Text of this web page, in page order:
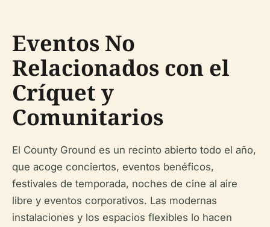
Eventos No
Relacionados con el
Críquet y
Comunitarios
El County Ground es un recinto abierto todo el año,
que acoge conciertos, eventos benéficos,
festivales de temporada, noches de cine al aire
libre y eventos corporativos. Las modernas
instalaciones y los espacios flexibles lo hacen